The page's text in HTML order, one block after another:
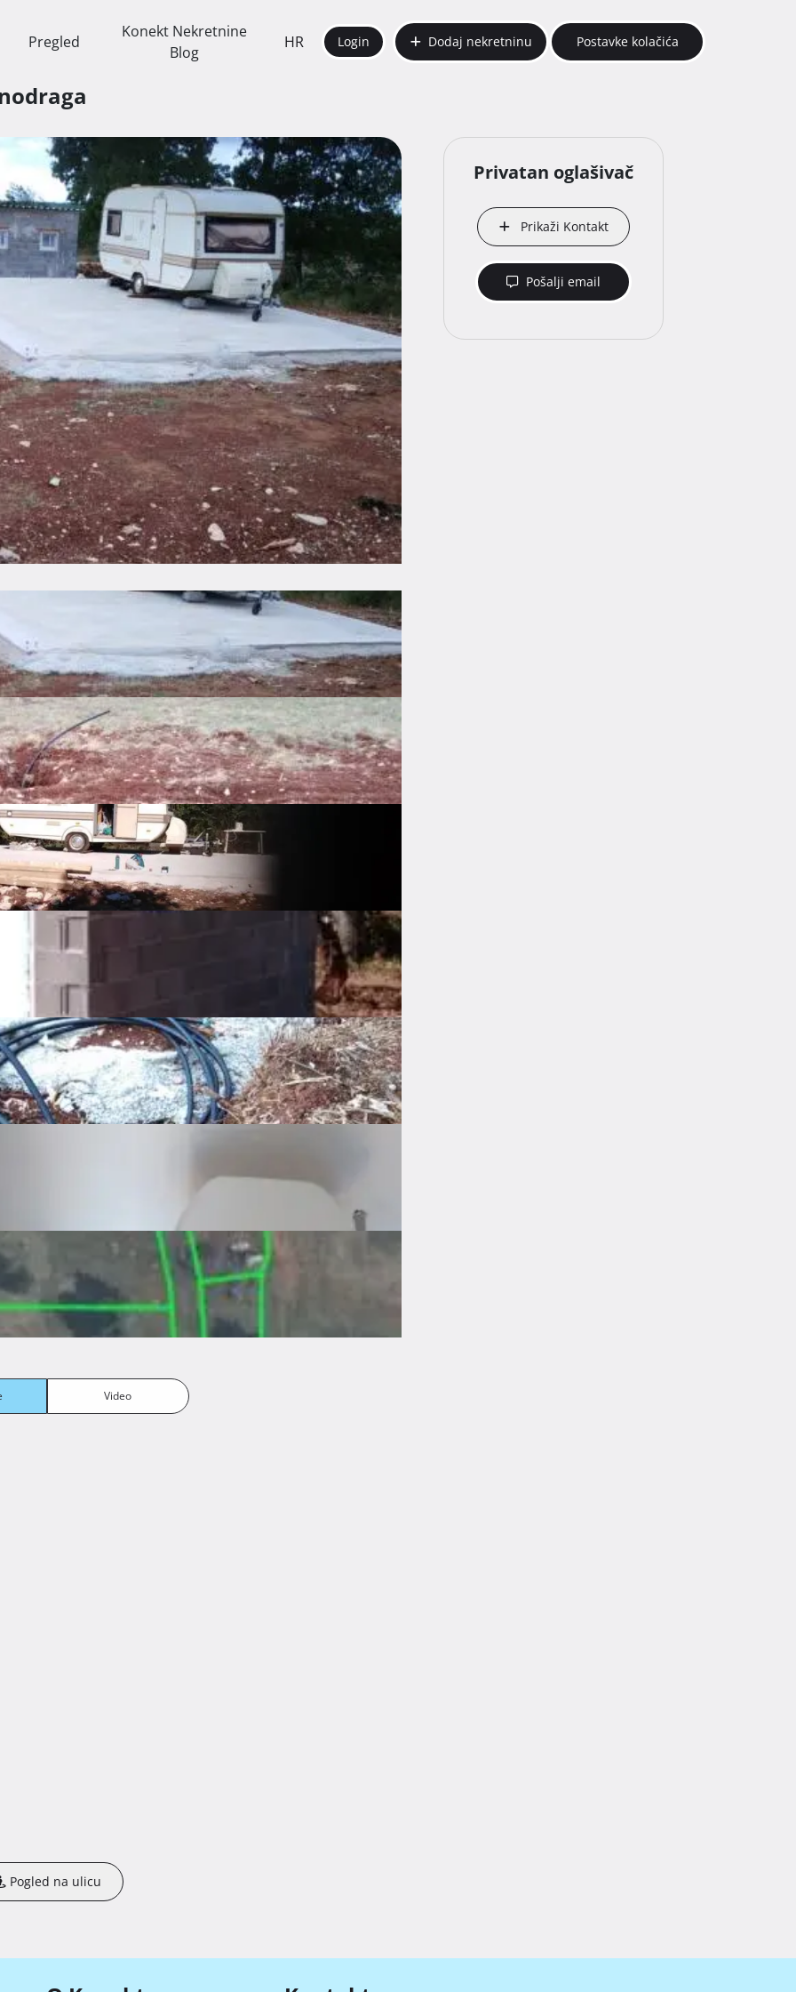
Pregled
Konekt Nekretnine
Blog
HR Login Dodaj nekretninu Postavke kolačića
Video
kućicu
i prostorija
jednog placa 22300 e, četvrti koji je izgrađen 33300 E.
Prikaži više
Pogled na ulicu
Privatan oglašivač
Prikaži Kontakt
Pošalji email